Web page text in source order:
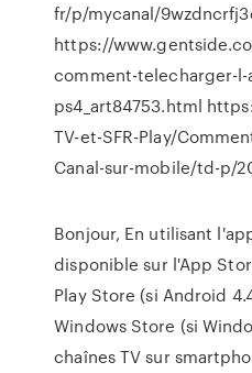
fr/p/mycanal/
https://
comment-telecharger-
ps4_art84753.html
TV-et-SFR-Play/
Canal-sur-mobile/td-p/
Bonjour, En utilisant
disponible sur l'App
Play Store (si Android
Windows Store (si
chaînes TV sur